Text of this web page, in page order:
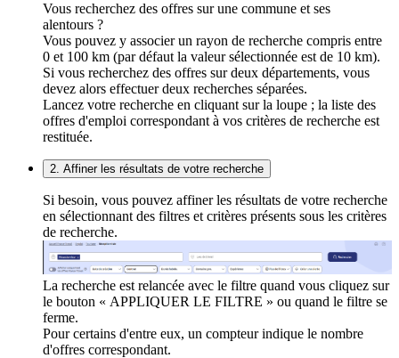
Vous recherchez des offres sur une commune et ses
alentours ?
Vous pouvez y associer un rayon de recherche compris entre
0 et 100 km (par défaut la valeur sélectionnée est de 10 km).
Si vous recherchez des offres sur deux départements, vous
devez alors effectuer deux recherches séparées.
Lancez votre recherche en cliquant sur la loupe ; la liste des
offres d'emploi correspondant à vos critères de recherche est
restituée.
2. Affiner les résultats de votre recherche
Si besoin, vous pouvez affiner les résultats de votre recherche
en sélectionnant des filtres et critères présents sous les critères
de recherche.
La recherche est relancée avec le filtre quand vous cliquez sur
le bouton « APPLIQUER LE FILTRE » ou quand le filtre se
ferme.
Pour certains d'entre eux, un compteur indique le nombre
d'offres correspondant.